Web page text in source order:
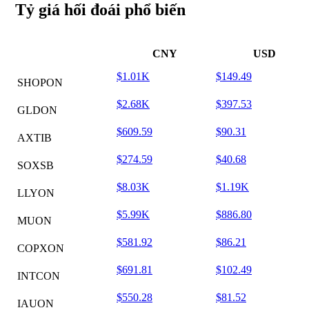
Tỷ giá hối đoái phổ biến
CNY USD
SHOPON
$1.01K $149.49
GLDON
$2.68K $397.53
AXTIB
$609.59 $90.31
SOXSB
$274.59 $40.68
LLYON
$8.03K $1.19K
MUON
$5.99K $886.80
COPXON
$581.92 $86.21
INTCON
$691.81 $102.49
IAUON
$550.28 $81.52